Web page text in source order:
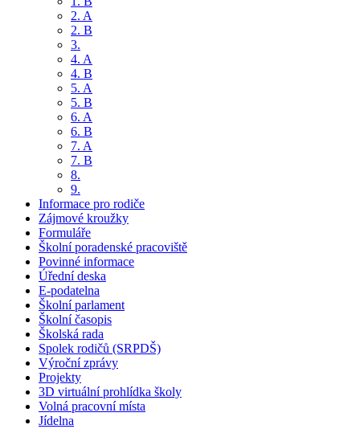
2. A
2. B
3.
4. A
4. B
5. A
5. B
6. A
6. B
7. A
7. B
8.
9.
Informace pro rodiče
Zájmové kroužky
Formuláře
Školní poradenské pracoviště
Povinné informace
Úřední deska
E-podatelna
Školní parlament
Školní časopis
Školská rada
Spolek rodičů (SRPDŠ)
Výroční zprávy
Projekty
3D virtuální prohlídka školy
Volná pracovní místa
Jídelna